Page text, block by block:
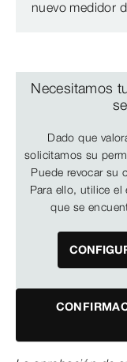
nuevo medidor
Necesitamos
Dado que
solicitamos su
Puede revocar su
Para ello, utilice el
que se